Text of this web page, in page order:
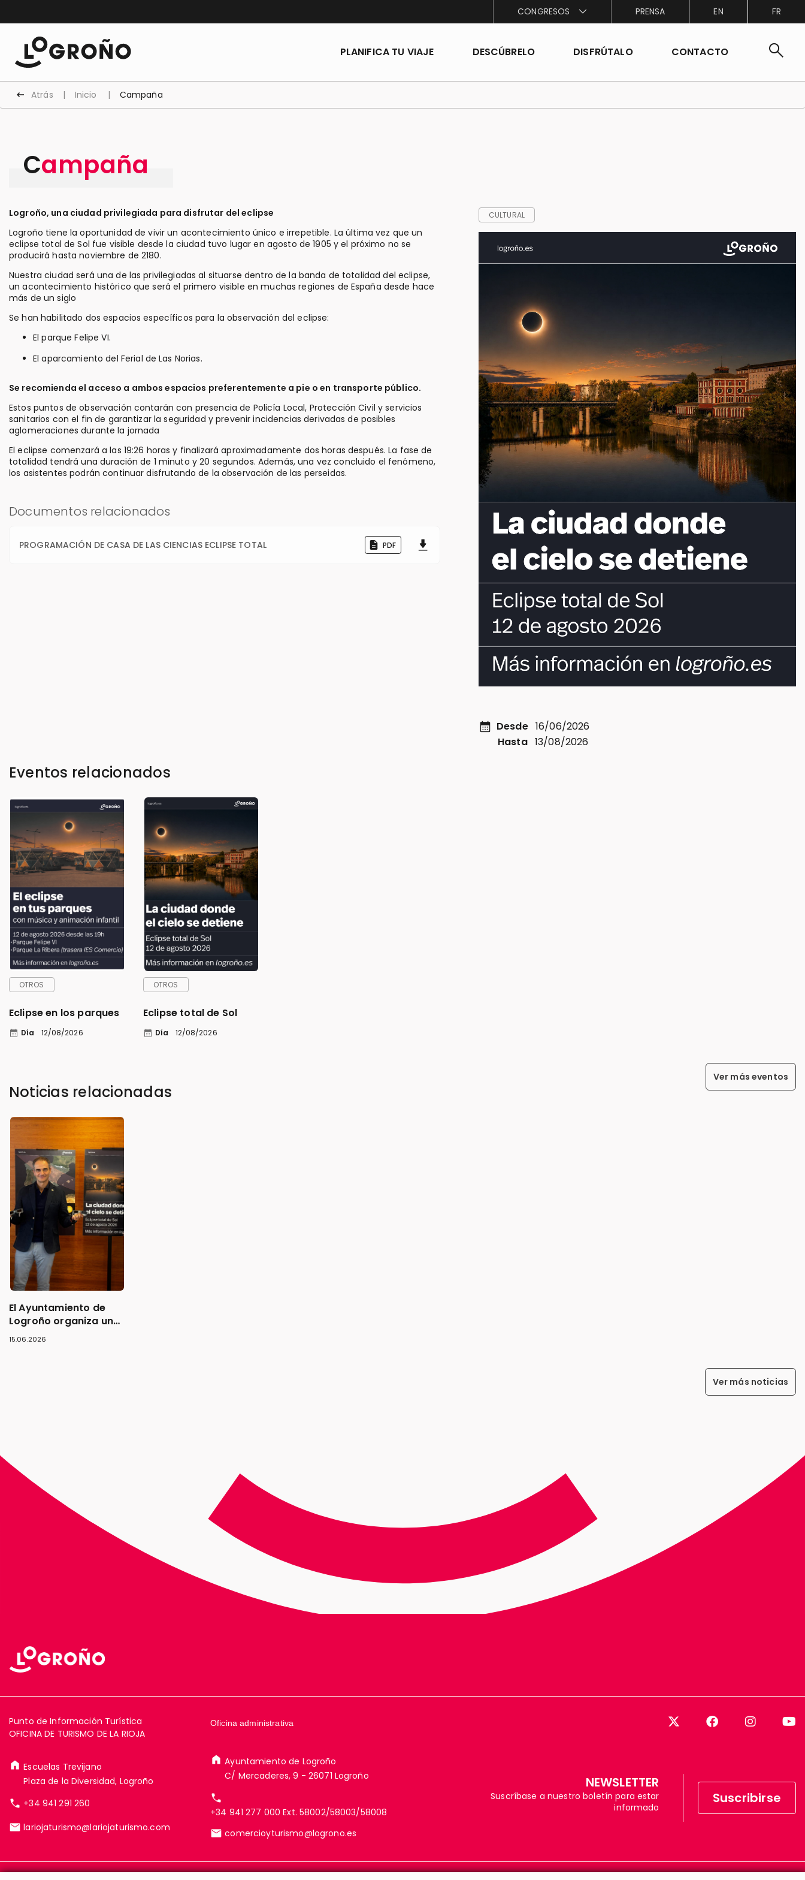
CONGRESOS PRENSA EN FR
PLANIFICA TU VIAJE DESCÚBRELO DISFRÚTALO CONTACTO search
Atrás Inicio Campaña
Campaña
Logroño, una ciudad privilegiada para disfrutar del eclipse
Logroño tiene la oportunidad de vivir un acontecimiento único e irrepetible. La última vez que un
eclipse total de Sol fue visible desde la ciudad tuvo lugar en agosto de 1905 y el próximo no se
producirá hasta noviembre de 2180.
Nuestra ciudad será una de las privilegiadas al situarse dentro de la banda de totalidad del eclipse,
un acontecimiento histórico que será el primero visible en muchas regiones de España desde hace
más de un siglo
Se han habilitado dos espacios específicos para la observación del eclipse:
El parque Felipe VI.
El aparcamiento del Ferial de Las Norias.
Se recomienda el acceso a ambos espacios preferentemente a pie o en transporte público.
Estos puntos de observación contarán con presencia de Policía Local, Protección Civil y servicios
sanitarios con el fin de garantizar la seguridad y prevenir incidencias derivadas de posibles
aglomeraciones durante la jornada
El eclipse comenzará a las 19:26 horas y finalizará aproximadamente dos horas después. La fase de
totalidad tendrá una duración de 1 minuto y 20 segundos. Además, una vez concluido el fenómeno,
los asistentes podrán continuar disfrutando de la observación de las perseidas.
Documentos relacionados
PROGRAMACIÓN DE CASA DE LAS CIENCIAS ECLIPSE TOTAL PDF
CULTURAL
calendar_month Desde 16/06/2026
Hasta 13/08/2026
Eventos relacionados
OTROS
Eclipse en los parques
calendar_month Día 12/08/2026
OTROS
Eclipse total de Sol
calendar_month Día 12/08/2026
Ver más eventos
Noticias relacionadas
El Ayuntamiento de
Logroño organiza una
amplia programación
15.06.2026
Ver más noticias
Punto de Información Turística
OFICINA DE TURISMO DE LA RIOJA
Oficina administrativa
Escuelas Trevijano
Plaza de la Diversidad, Logroño
+34 941 291 260
lariojaturismo@lariojaturismo.com
Ayuntamiento de Logroño
C/ Mercaderes, 9 - 26071 Logroño
+34 941 277 000 Ext. 58002/58003/58008
comercioyturismo@logrono.es
NEWSLETTER
Suscríbase a nuestro boletín para estar
informado
Suscribirse